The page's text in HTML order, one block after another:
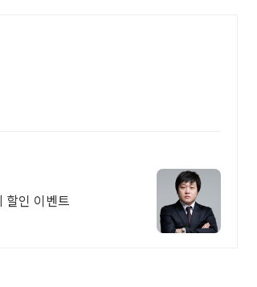
할인 이벤트